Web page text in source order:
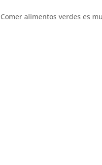
Comer alimentos verdes es